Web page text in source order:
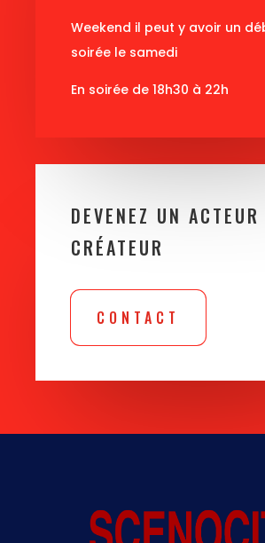
Weekend il peut y avoir un
soirée le samedi
En soirée de 18h30 à 22h
DEVENEZ UN ACTEUR
CRÉATEUR
CONTACT